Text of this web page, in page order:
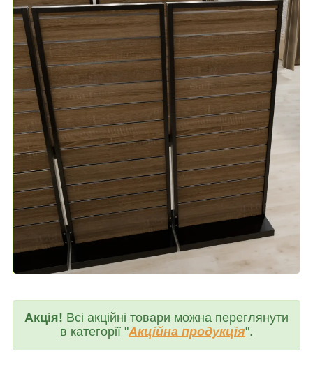
Акція! Всі акційні товари можна переглянути
в категорії "Акційна продукція".